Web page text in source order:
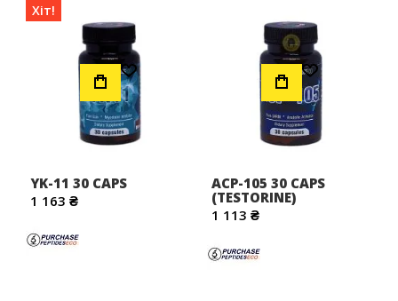
Додати до Списку Бажань
Хіт!
YK-11 30 CAPS
1 163 ₴
Додати до Списку Бажань
ACP-105 30 CAPS
(TESTORINE)
1 113 ₴